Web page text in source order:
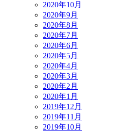
2020年10月
2020年9月
2020年8月
2020年7月
2020年6月
2020年5月
2020年4月
2020年3月
2020年2月
2020年1月
2019年12月
2019年11月
2019年10月